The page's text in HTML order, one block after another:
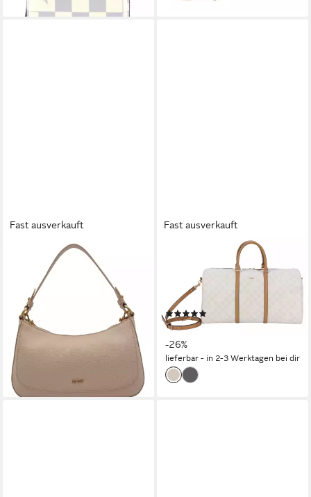
Fast ausverkauft
Umhängetasche Estate
119,60 €
-60%
lieferbar - in 2-3 Werktagen bei dir
Fast ausverkauft
Weekender cortina piazza
aurora weekender lhz, mit viel
Stauraum
ab 235,99 € UVP 319,00 €
-26%
lieferbar - in 2-3 Werktagen bei dir